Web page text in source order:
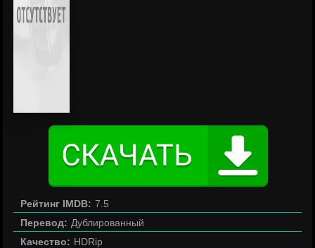
Рейтинг IMDB: 7.5
Перевод: Дублированный
Качество: HDRip